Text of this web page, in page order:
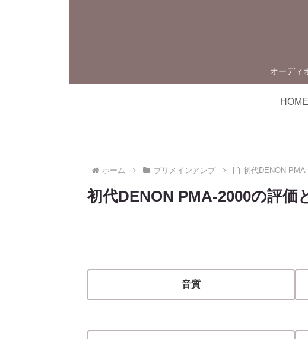
オーディ
HOME
ホーム プリメインアンプ 初代DENON
初代DENON PMA-2000の評
音質